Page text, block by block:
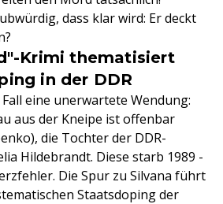
dass klar wird: Er deckt
Krimi thematisiert
in der DDR
eine unerwartete Wendung:
aus der Kneipe ist offenbar
die Tochter der DDR-
Hildebrandt. Diese starb 1989 -
Die Spur zu Silvana führt
Staatsdoping der